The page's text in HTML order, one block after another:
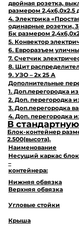
двойная розетка,
размером 2,4х6,0х2,5
4. Электрика
одинарные розетки,
Бк размером
5. Конвектор
6. Евроразъем
7. Счетчик
8. Щит
9. УЗО – 2х 25 А
Дополнительные
1. Доп.перегородка
2. Доп. перегородка
3. Доп.перегородка
4. Доп. перегородка
В
Блок-контейнер
2.500(высота).
Наименование
Несущий каркас блок
–
контейнера:
Нижняя обвязка
Верхняя обвязка
Угловые стойки
Крыша